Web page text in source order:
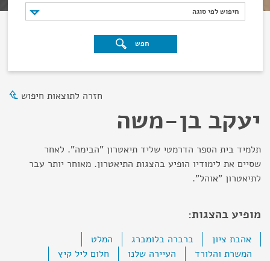
חיפוש לפי סוגה
חיפוש לפי סוגה
חפש
חזרה לתוצאות חיפוש
יעקב בן-משה
תלמיד בית הספר הדרמטי שליד תיאטרון "הבימה". לאחר
שסיים את לימודיו הופיע בהצגות התיאטרון. מאוחר יותר עבר
לתיאטרון "אוהל".
מופיע בהצגות:
אהבת ציון ברברה בלומברג
המלט
המשרת והלורד
העיירה שלנו
חלום ליל קיץ